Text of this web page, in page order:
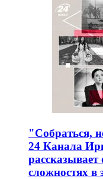
"Собраться,
24 Канала
рассказывает
сложностях в